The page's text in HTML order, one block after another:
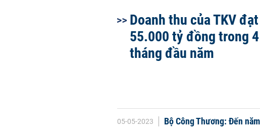
Doanh thu của TKV đạt
55.000 tỷ đồng trong 4
tháng đầu năm
05-05-2023 Bộ Công Thương: Đến